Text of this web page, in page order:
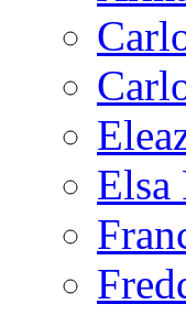
Elsa